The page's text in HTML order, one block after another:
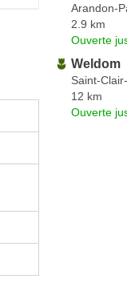
Arandon-
2.9 km
Ouverte
Weldom
Saint-
12 km
Ouverte